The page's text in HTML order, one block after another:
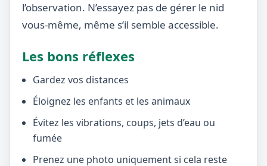
l’observation. N’essayez pas de gérer le nid
vous-même, même s’il semble accessible.
Les bons réflexes
Gardez vos distances
Éloignez les enfants et les animaux
Évitez les vibrations, coups, jets d’eau ou
fumée
Prenez une photo uniquement si cela reste